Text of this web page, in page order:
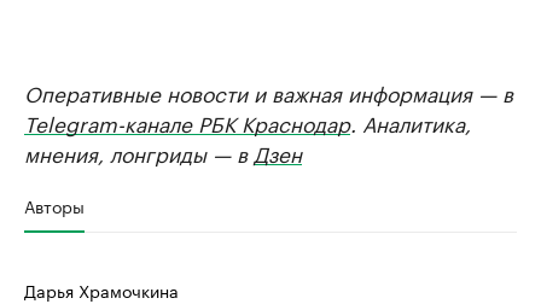
Оперативные новости и важная информация — в
Telegram-канале РБК Краснодар. Аналитика,
мнения, лонгриды — в Дзен
Авторы
Дарья Храмочкина